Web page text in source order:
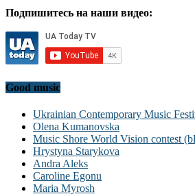
Подпишитесь на наши видео:
Good music
Ukrainian Contemporary Music
Olena Kumanovska
Music Shore World Vision contest
Hrystyna Starykova
Andra Aleks
Caroline Egonu
Maria Myrosh